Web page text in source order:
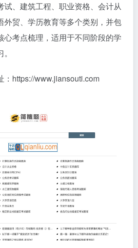
试、建筑工程、职业资格、会计从
外贸、学历教育等多个类别，并包
心考点梳理，适用于不同阶段的学
：https://www.jiansouti.com